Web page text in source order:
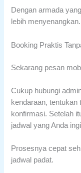
Dengan armada
lebih menyenangkan.
Booking Praktis
Sekarang pesan
Cukup hubungi
kendaraan, tentukan
konfirmasi. Setelah
jadwal yang Anda
Prosesnya cepat
jadwal padat.